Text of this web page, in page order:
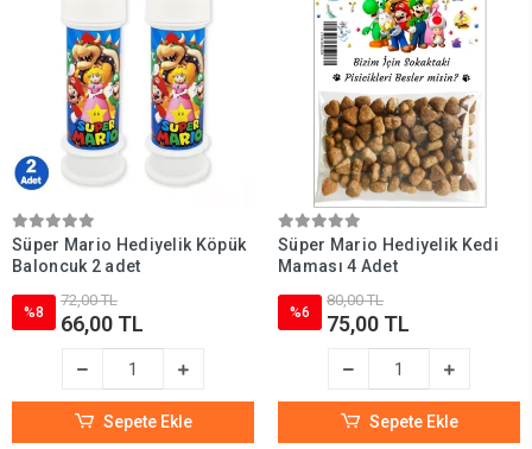
Süper Mario Hediyelik Köpük
Baloncuk 2 adet
%8
72,00 TL
66,00 TL
Sepete Ekle
Süper Mario Hediyelik Kedi
Maması 4 Adet
%6
80,00 TL
75,00 TL
Sepete Ekle